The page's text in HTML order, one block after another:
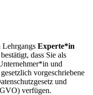
Lehrgangs Experte*in
dass Sie als
und
vorgeschriebene
und
verfügen.